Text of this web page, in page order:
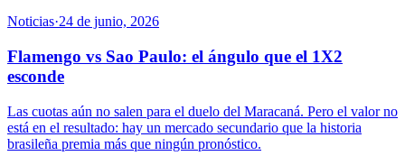
Noticias·24 de junio, 2026
Flamengo vs Sao Paulo: el ángulo que el 1X2
esconde
Las cuotas aún no salen para el duelo del Maracaná. Pero el valor no
está en el resultado: hay un mercado secundario que la historia
brasileña premia más que ningún pronóstico.